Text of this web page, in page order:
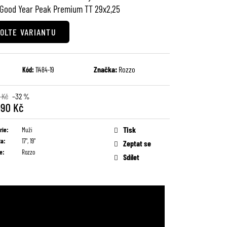
Year Peak Premium TT 29x2,25
VARIANTU
Kód:11484-19 Značka: Rozzo
–32 %
Kč
:
Muži
:
17", 19"
: Rozzo
Tisk
Zeptat se
Sdílet